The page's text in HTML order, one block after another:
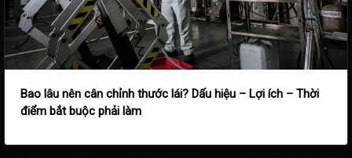
Bao lâu nên cân chỉnh thước lái? Dấu hiệu – Lợi ích – Thời
điểm bắt buộc phải làm